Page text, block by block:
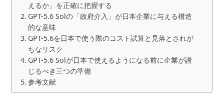
えるか」を正確に把握する
GPT-5.6 Solの「政府介入」が日本企業に与える構造
的な意味
GPT-5.6を日本で使う際のコスト試算と見落とされが
ちなリスク
GPT-5.6 Solが日本で使えるようになる前に企業が講
じるべき三つの準備
参考文献